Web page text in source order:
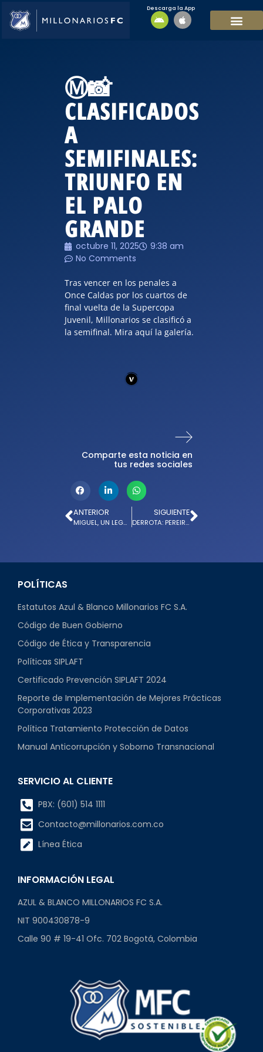
Descarga la App
Ⓜ️📸
CLASIFICADOS
A
SEMIFINALES:
TRIUNFO EN
EL PALO
GRANDE
octubre 11, 2025
9:38 am
No Comments
Tras vencer en los penales a
Once Caldas por los cuartos de
final vuelta de la Supercopa
Juvenil, Millonarios se clasificó a
la semifinal. Mira aquí la galería.
Comparte esta noticia en
tus redes sociales
ANTERIOR
MIGUEL, UN LEGADO DE AMOR: MILLONARIOS FC DESPIDE AL PROFESOR RUSSO
SIGUIENTE
DERROTA: PEREIRA VS. MILLONARIOS
POLÍTICAS
Estatutos Azul & Blanco Millonarios FC S.A.
Código de Buen Gobierno
Código de Ética y Transparencia
Políticas SIPLAFT
Certificado Prevención SIPLAFT 2024
Reporte de Implementación de Mejores Prácticas
Corporativas 2023
Política Tratamiento Protección de Datos
Manual Anticorrupción y Soborno Transnacional
SERVICIO AL CLIENTE
PBX: (601) 514 1111
Contacto@millonarios.com.co
Línea Ética
INFORMACIÓN LEGAL
AZUL & BLANCO MILLONARIOS FC S.A.
NIT 900430878-9
Calle 90 # 19-41 Ofc. 702 Bogotá, Colombia